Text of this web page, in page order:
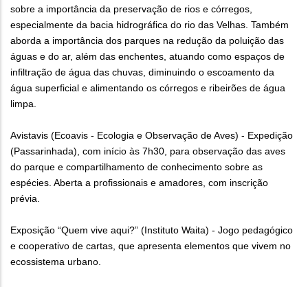
sobre a importância da preservação de rios e córregos,
especialmente da bacia hidrográfica do rio das Velhas. Também
aborda a importância dos parques na redução da poluição das
águas e do ar, além das enchentes, atuando como espaços de
infiltração de água das chuvas, diminuindo o escoamento da
água superficial e alimentando os córregos e ribeirões de água
limpa.
Avistavis (Ecoavis - Ecologia e Observação de Aves) - Expedição
(Passarinhada), com início às 7h30, para observação das aves
do parque e compartilhamento de conhecimento sobre as
espécies. Aberta a profissionais e amadores, com inscrição
prévia.
Exposição “Quem vive aqui?” (Instituto Waita) - Jogo pedagógico
e cooperativo de cartas, que apresenta elementos que vivem no
ecossistema urbano.